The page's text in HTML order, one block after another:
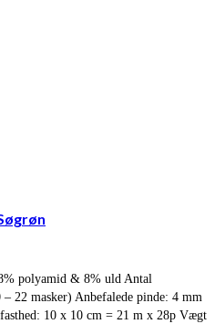
polyamid & 8% uld Antal
22 masker) Anbefalede pinde: 4 mm
10 x 10 cm = 21 m x 28p Vægt